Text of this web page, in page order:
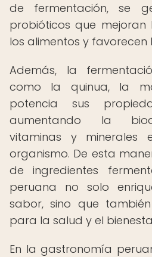
de fermentación, se
probióticos que
los alimentos y favorecen
Además, la
como la quinua, la
potencia sus
aumentando la
vitaminas y minerales
organismo. De esta
de ingredientes
peruana no solo
sabor, sino que
para la salud y el
En la gastronomía